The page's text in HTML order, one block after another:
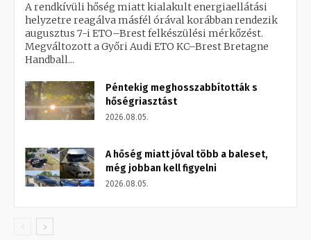
A rendkívüli hőség miatt kialakult energiaellátási
helyzetre reagálva másfél órával korábban rendezik
augusztus 7-i ETO–Brest felkészülési mérkőzést.
Megváltozott a Győri Audi ETO KC–Brest Bretagne
Handball...
Péntekig meghosszabbították s
hőségriasztást
2026.08.05.
A hőség miatt jóval több a baleset,
még jobban kell figyelni
2026.08.05.